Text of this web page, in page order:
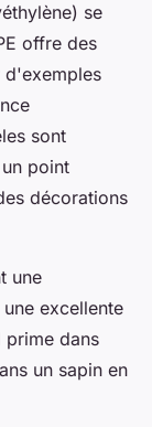
se
offre des
d'exemples
sont
point
décorations
une
une excellente
prime dans
un sapin en